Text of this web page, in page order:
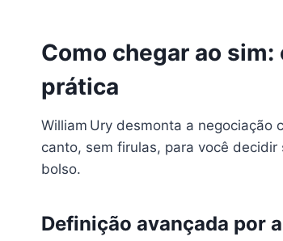
Como chegar ao
prática
William Ury desmonta a negociação
canto, sem firulas, para você
bolso.
Definição avançada por